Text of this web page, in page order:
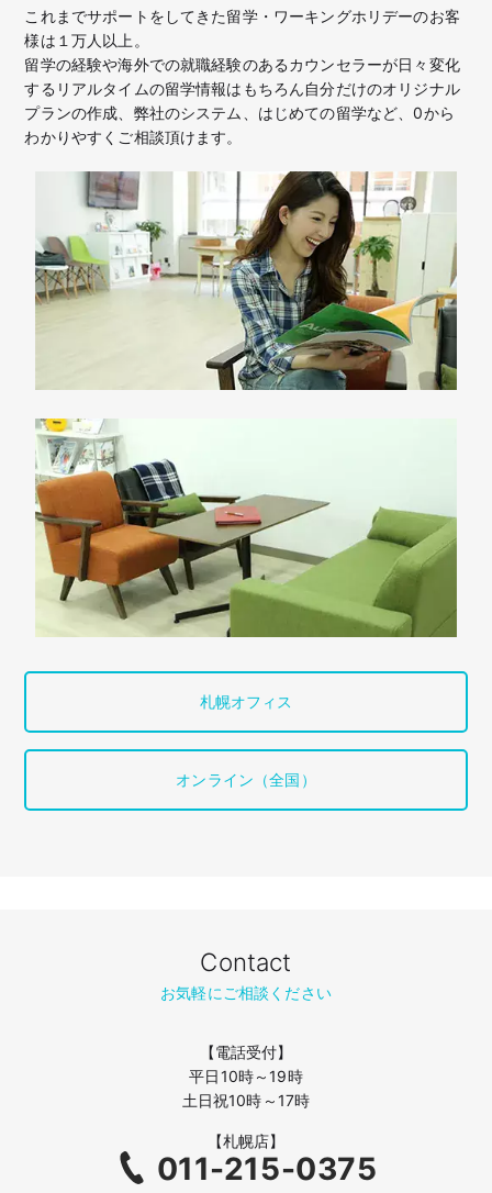
これまでサポートをしてきた留学・ワーキングホリデーのお客
様は１万人以上。
留学の経験や海外での就職経験のあるカウンセラーが日々変化
するリアルタイムの留学情報はもちろん自分だけのオリジナル
プランの作成、弊社のシステム、はじめての留学など、0から
わかりやすくご相談頂けます。
札幌オフィス
オンライン（全国）
Contact
お気軽にご相談ください
【電話受付】
平日10時～19時
土日祝10時～17時
【札幌店】
011-215-0375